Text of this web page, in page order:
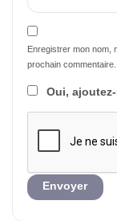
Enregistrer mon nom,
prochain commentaire.
Oui,